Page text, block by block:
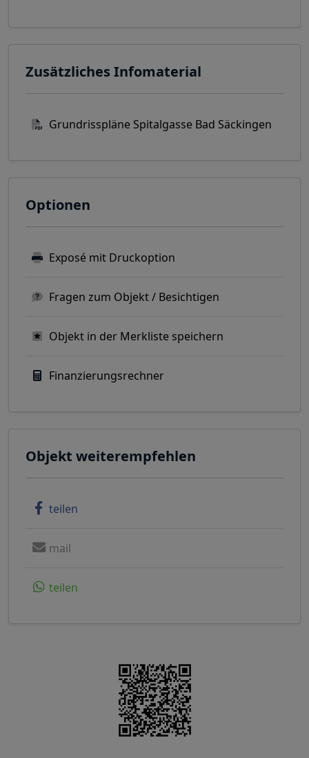
Zusätzliches Infomaterial
Grundrisspläne Spitalgasse Bad Säckingen
Optionen
Exposé mit Druckoption
Fragen zum Objekt / Besichtigen
Objekt in der Merkliste speichern
Finanzierungsrechner
Objekt weiterempfehlen
teilen
mail
teilen